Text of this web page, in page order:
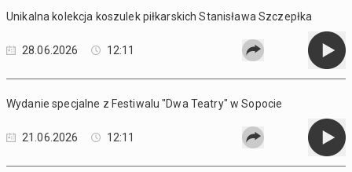
Unikalna kolekcja koszulek piłkarskich Stanisława Szczepłka
28.06.2026 12:11
Wydanie specjalne z Festiwalu "Dwa Teatry" w Sopocie
21.06.2026 12:11